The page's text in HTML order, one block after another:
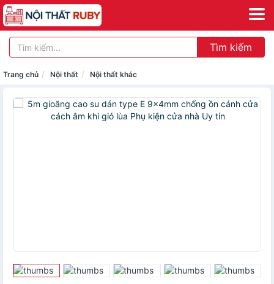
Tìm kiếm
Trang chủ Nội thất Nội thất khác